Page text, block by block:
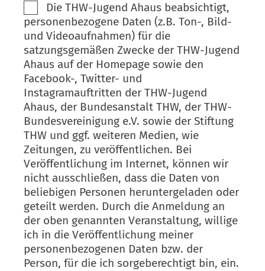
Die THW-Jugend Ahaus beabsichtigt,
personenbezogene Daten (z.B. Ton-, Bild-
und Videoaufnahmen) für die
satzungsgemäßen Zwecke der THW-Jugend
Ahaus auf der Homepage sowie den
Facebook-, Twitter- und
Instagramauftritten der THW-Jugend
Ahaus, der Bundesanstalt THW, der THW-
Bundesvereinigung e.V. sowie der Stiftung
THW und ggf. weiteren Medien, wie
Zeitungen, zu veröffentlichen. Bei
Veröffentlichung im Internet, können wir
nicht ausschließen, dass die Daten von
beliebigen Personen heruntergeladen oder
geteilt werden. Durch die Anmeldung an
der oben genannten Veranstaltung, willige
ich in die Veröffentlichung meiner
personenbezogenen Daten bzw. der
Person, für die ich sorgeberechtigt bin, ein.